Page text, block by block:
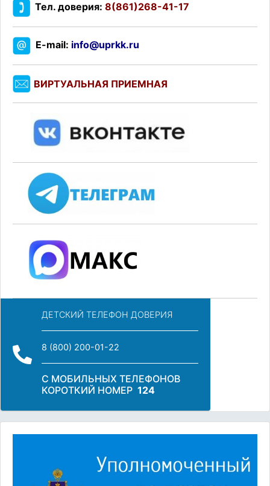
Тел. доверия: 8(861)268-41-17
E-mail: info@uprkk.ru
ВИРТУАЛЬНАЯ ПРИЕМНАЯ
ДЕТСКИЙ ТЕЛЕФОН ДОВЕРИЯ
8 (800) 200-01-22
С МОБИЛЬНЫХ ТЕЛЕФОНОВ
КОРОТКИЙ НОМЕР 124